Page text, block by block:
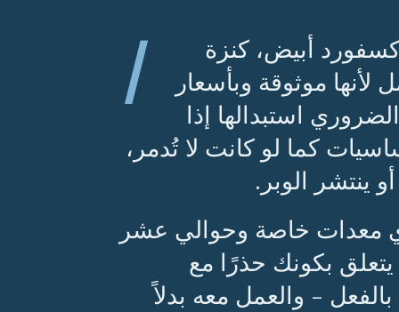
ا
أبيض، كنزة
لأنها موثوقة وبأسعار
استبدالها إذا
كما لو كانت لا تُدمر،
ينتشر الوبر.
معدات خاصة وحوالي عشر
بكونك حذرًا مع
- والعمل معه بدلاً